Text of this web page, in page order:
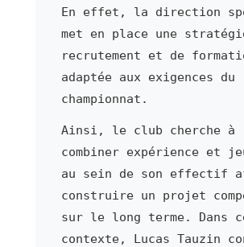
En effet, la direction
met en place une
recrutement et de
adaptée aux exigences du
championnat.
Ainsi, le club cherche à
combiner expérience et
au sein de son effectif
construire un projet
sur le long terme. Dans
contexte, Lucas Tauzin